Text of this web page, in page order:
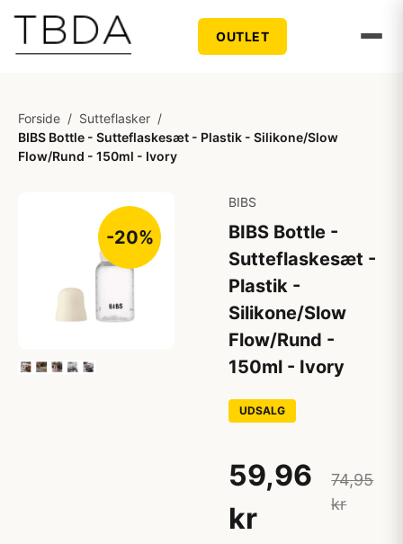
OUTLET
Forside / Sutteflasker /
BIBS Bottle - Sutteflaskesæt - Plastik - Silikone/Slow
Flow/Rund - 150ml - Ivory
-20%
BIBS
BIBS Bottle -
Sutteflaskesæt -
Plastik -
Silikone/Slow
Flow/Rund -
150ml - Ivory
UDSALG
59,96
kr
74,95
kr